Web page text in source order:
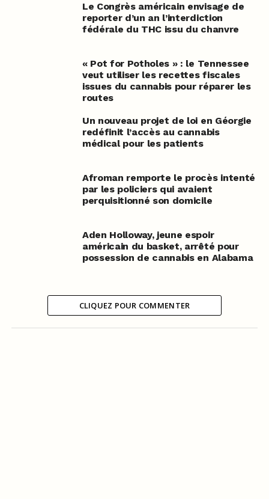
Le Congrès américain envisage de
reporter d’un an l’interdiction
fédérale du THC issu du chanvre
« Pot for Potholes » : le Tennessee
veut utiliser les recettes fiscales
issues du cannabis pour réparer les
routes
Un nouveau projet de loi en Géorgie
redéfinit l’accès au cannabis
médical pour les patients
Afroman remporte le procès intenté
par les policiers qui avaient
perquisitionné son domicile
Aden Holloway, jeune espoir
américain du basket, arrêté pour
possession de cannabis en Alabama
CLIQUEZ POUR COMMENTER